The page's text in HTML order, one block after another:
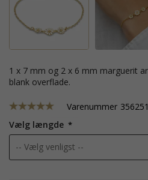
1 x 7 mm og 2 x 6 mm marguerit armbånd i forgyldt sølv med
blank overflade.
Varenummer 356251
Vælg længde